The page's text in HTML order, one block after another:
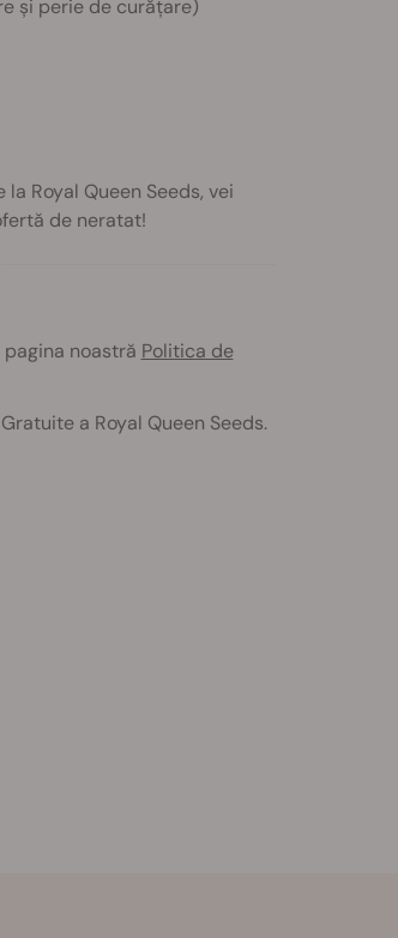
și perie de curățare)
Royal Queen Seeds, vei
de neratat!
noastră Politica de
a Royal Queen Seeds.